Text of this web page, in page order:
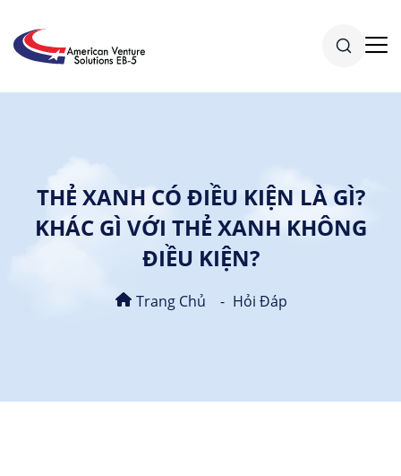
THẺ XANH CÓ ĐIỀU KIỆN LÀ GÌ?
KHÁC GÌ VỚI THẺ XANH KHÔNG
ĐIỀU KIỆN?
Trang Chủ Hỏi Đáp